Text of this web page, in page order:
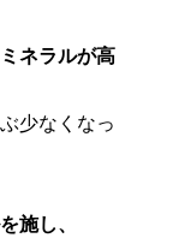
ネラルが高
少なくなっ
施し、